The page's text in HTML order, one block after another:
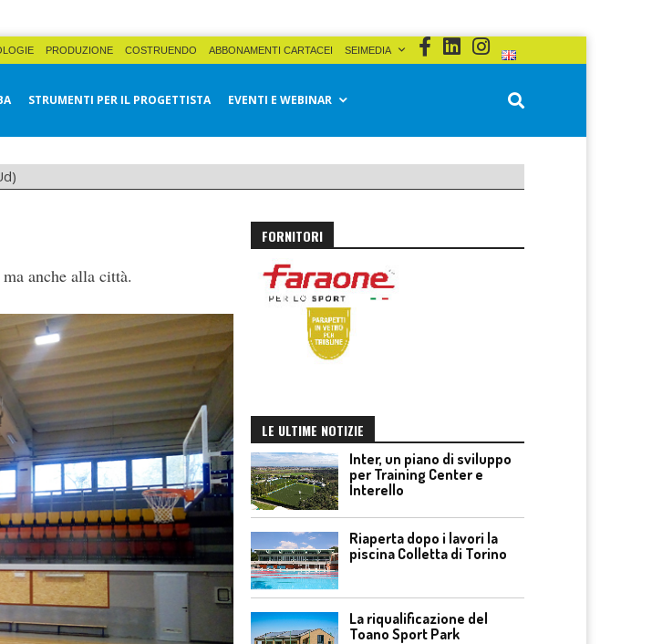
PRODUZIONE COSTRUENDO ABBONAMENTI CARTACEI SEIMEDIA
STRUMENTI PER IL PROGETTISTA EVENTI E WEBINAR
anche alla città.
FORNITORI
LE ULTIME NOTIZIE
Inter, un piano di sviluppo
per Training Center e
Interello
Riaperta dopo i lavori la
piscina Colletta di Torino
La riqualificazione del
Toano Sport Park